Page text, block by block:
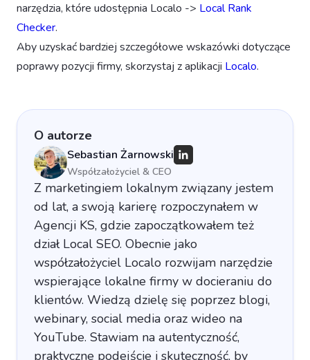
narzędzia, które udostępnia Localo -> Local Rank
Checker.
Aby uzyskać bardziej szczegółowe wskazówki dotyczące
poprawy pozycji firmy, skorzystaj z aplikacji Localo. ‍
O autorze
Sebastian Żarnowski
Współzałożyciel & CEO
Z marketingiem lokalnym związany jestem
od lat, a swoją karierę rozpoczynałem w
Agencji KS, gdzie zapoczątkowałem też
dział Local SEO. Obecnie jako
współzałożyciel Localo rozwijam narzędzie
wspierające lokalne firmy w docieraniu do
klientów. Wiedzą dzielę się poprzez blogi,
webinary, social media oraz wideo na
YouTube. Stawiam na autentyczność,
praktyczne podejście i skuteczność, by